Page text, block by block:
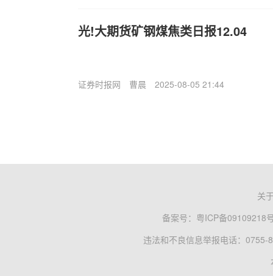
光!大期货矿钢煤焦类日报12.04
证券时报网 曹晨 2025-08-05 21:44
关
备案号： 粤ICP备09109218
违法和不良信息举报电话：0755-